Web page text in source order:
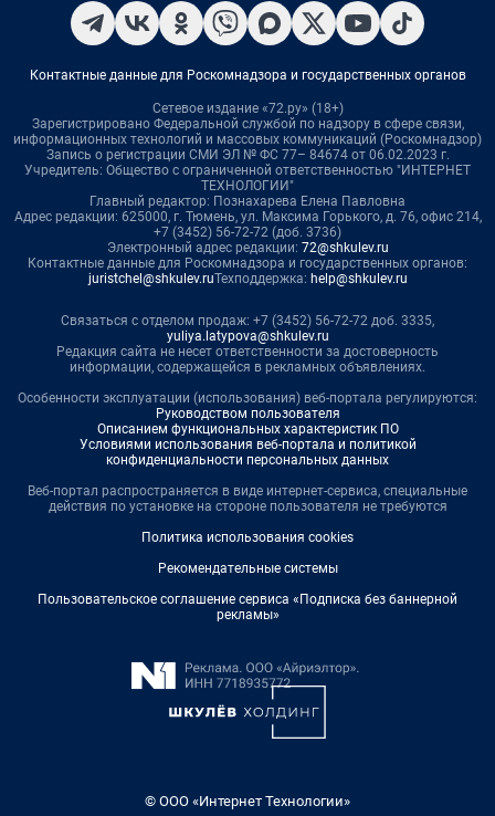
Контактные данные для Роскомнадзора и государственных органов
Сетевое издание «72.ру» (18+)
Зарегистрировано Федеральной службой по надзору в сфере связи,
информационных технологий и массовых коммуникаций (Роскомнадзор)
Запись о регистрации СМИ ЭЛ № ФС 77– 84674 от 06.02.2023 г.
Учредитель: Общество с ограниченной ответственностью "ИНТЕРНЕТ
ТЕХНОЛОГИИ"
Главный редактор: Познахарева Елена Павловна
Адрес редакции: 625000, г. Тюмень, ул. Максима Горького, д. 76, офис 214,
+7 (3452) 56-72-72 (доб. 3736)
Электронный адрес редакции: 72@shkulev.ru
Контактные данные для Роскомнадзора и государственных органов:
juristchel@shkulev.ruТехподдержка: help@shkulev.ru
Связаться с отделом продаж: +7 (3452) 56-72-72 доб. 3335,
yuliya.latypova@shkulev.ru
Редакция сайта не несет ответственности за достоверность
информации, содержащейся в рекламных объявлениях.
Особенности эксплуатации (использования) веб-портала регулируются:
Руководством пользователя
Описанием функциональных характеристик ПО
Условиями использования веб-портала и политикой
конфиденциальности персональных данных
Веб-портал распространяется в виде интернет-сервиса, специальные
действия по установке на стороне пользователя не требуются
Политика использования cookies
Рекомендательные системы
Пользовательское соглашение сервиса «Подписка без баннерной
рекламы»
© ООО «Интернет Технологии»